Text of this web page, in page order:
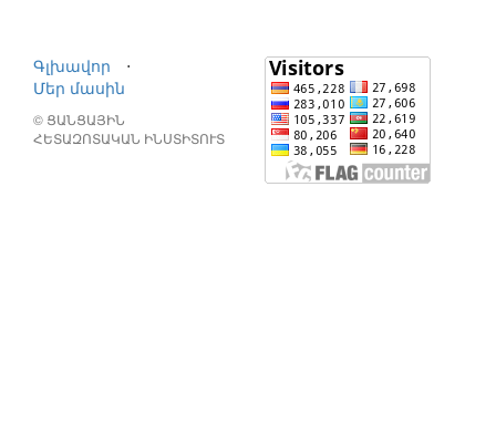
Գլխավոր
⋅
Մեր մասին
© ՑԱՆՑԱՅԻՆ
ՀԵՏԱԶՈՏԱԿԱՆ ԻՆՍՏԻՏՈՒՏ